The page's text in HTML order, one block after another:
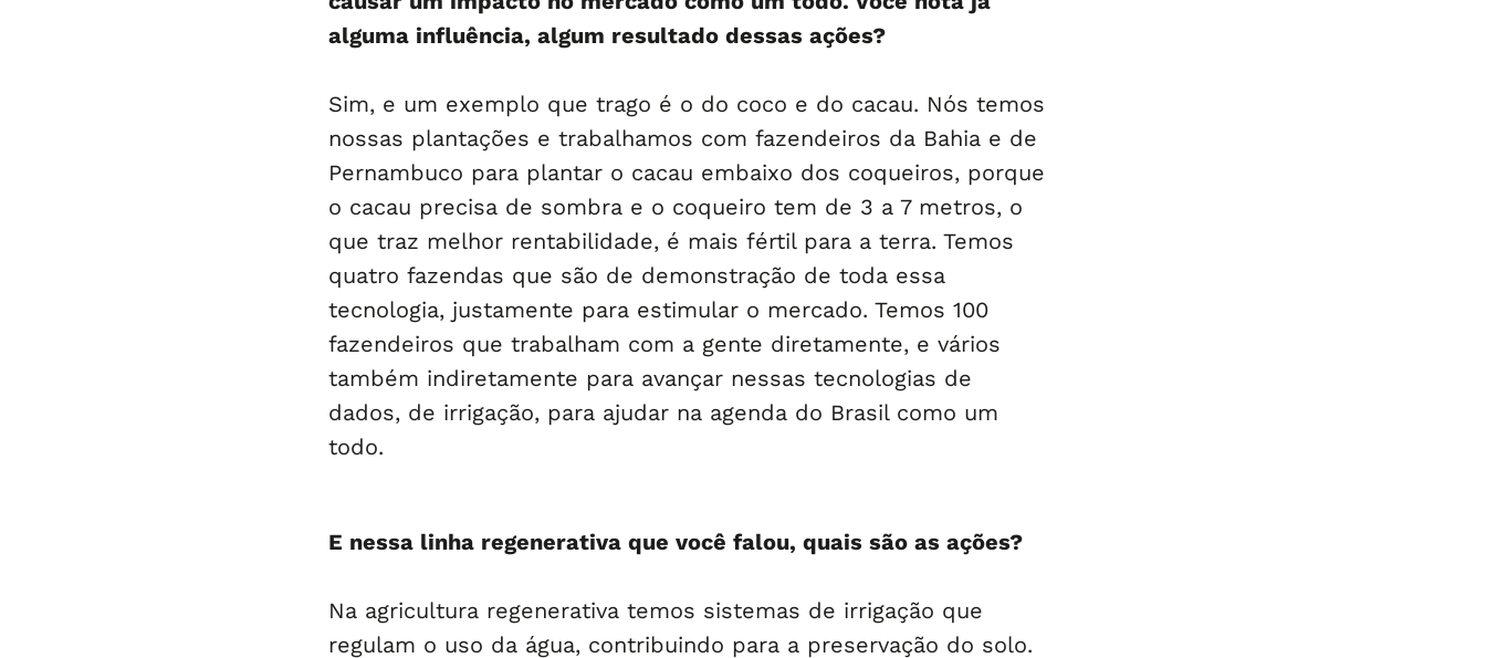
alguma influência, algum resultado dessas ações?
Sim, e um exemplo que trago é o do coco e do cacau. Nós temos
nossas plantações e trabalhamos com fazendeiros da Bahia e de
Pernambuco para plantar o cacau embaixo dos coqueiros, porque
o cacau precisa de sombra e o coqueiro tem de 3 a 7 metros, o
que traz melhor rentabilidade, é mais fértil para a terra. Temos
quatro fazendas que são de demonstração de toda essa
tecnologia, justamente para estimular o mercado. Temos 100
fazendeiros que trabalham com a gente diretamente, e vários
também indiretamente para avançar nessas tecnologias de
dados, de irrigação, para ajudar na agenda do Brasil como um
todo.
E nessa linha regenerativa que você falou, quais são as ações?
Na agricultura regenerativa temos sistemas de irrigação que
regulam o uso da água, contribuindo para a preservação do solo.